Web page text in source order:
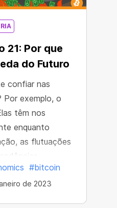
21: Por que
do Futuro
confiar nas
Por exemplo, o
têm nos
enquanto
as flutuações
nos últimos anos.
dólar americano
#bitcoin
de 2023